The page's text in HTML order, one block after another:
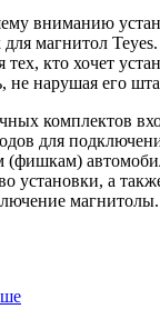
вниманию
магнитол
тех, кто хочет
не нарушая его
комплектов
для
(фишкам)
установки, а
магнитолы.